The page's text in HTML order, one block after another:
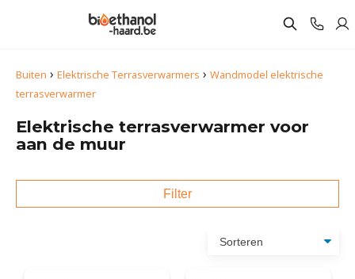
Buiten › Elektrische Terrasverwarmers › Wandmodel elektrische
terrasverwarmer
Elektrische terrasverwarmer voor
aan de muur
Filter